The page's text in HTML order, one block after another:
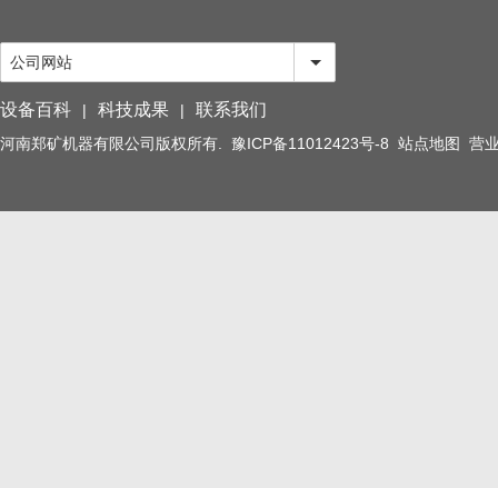
公司网站
设备百科 | 科技成果 | 联系我们
河南郑矿机器有限公司版权所有. 豫ICP备11012423号-8 站点地图 营